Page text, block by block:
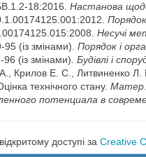
18:2016. Настанова
Несучі
(із змінами). Порядок і
(із змінами). Будівлі і
Крилов Е. С., Литвиненко Л. Ю.
технічного стану. Матер.
потенциала в
доступі за Creative